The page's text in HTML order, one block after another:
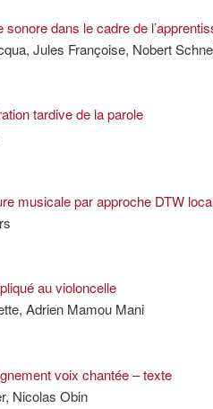
dans le cadre de
Jules Françoise, Nobert
tardive de la parole
musicale par approche DTW
au violoncelle
Adrien Mamou Mani
voix chantée – texte
Nicolas Obin